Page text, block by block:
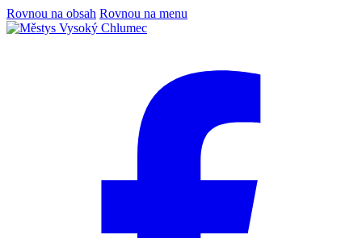
Rovnou na obsah Rovnou na menu